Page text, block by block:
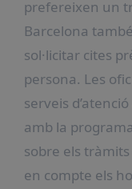
prefereixen un
Barcelona
sol·licitar cites
persona. Les
serveis
amb la
sobre els
en compte els